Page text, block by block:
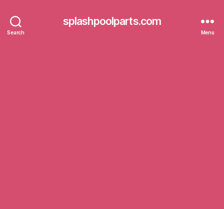
Search
splashpoolparts.com
Menu